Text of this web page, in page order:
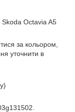
Skoda Octavia A5
за кольором,
уточнити в